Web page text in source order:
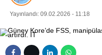
Yayınlandı: 09.02.2026 - 11:18